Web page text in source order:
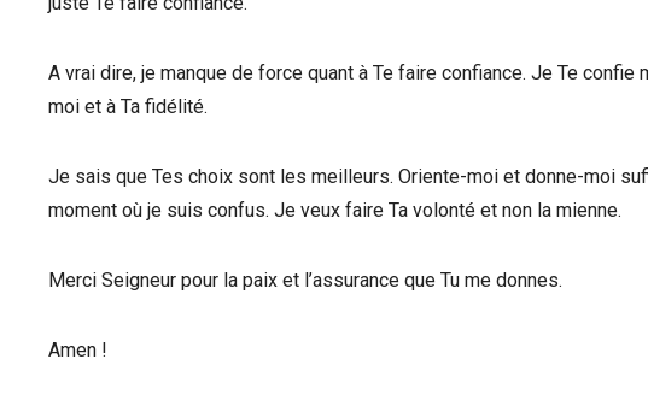
A vrai dire, je manque de force quant à Te faire confiance. Je Te
moi et à Ta fidélité.
Je sais que Tes choix sont les meilleurs. Oriente-moi et donne-moi
moment où je suis confus. Je veux faire Ta volonté et non la mienne.
Merci Seigneur pour la paix et l’assurance que Tu me donnes.
Amen !